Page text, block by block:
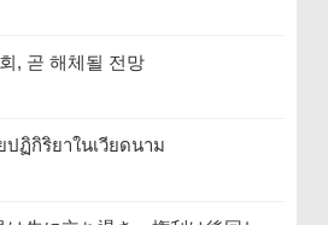
, 곧 해체될 전망
ฏิกิริยาในเวียดนาม